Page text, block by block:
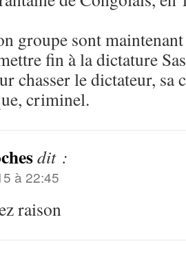
groupe sont
fin à la dictature
chasser le dictateur, sa
criminel.
dit :
à 22:45
raison